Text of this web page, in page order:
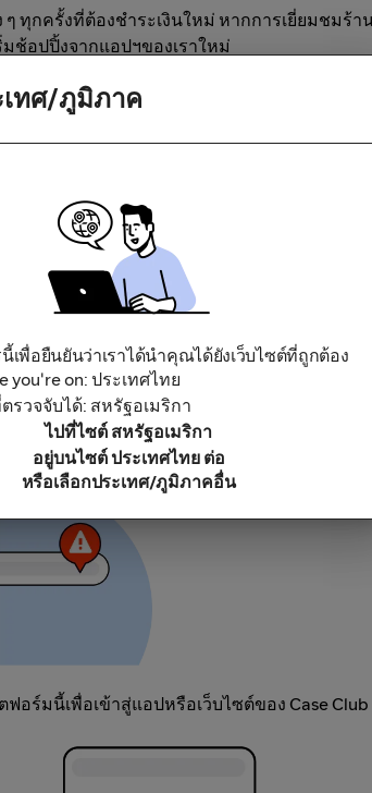
ทุกครั้งที่ต้องชำระเงินใหม่ หากการเยี่ยมชมร้า
ช้อปปิ้งจากแอปฯของเราใหม่
จากการใช้สิ่งนี้อาจส่งผลให้เงินคืนของคุณไม่ถู
เศษหรือเงินคืนอื่นๆ
อร์มนี้เพื่อเข้าสู่แอปหรือเว็บไซต์ของ Case Club
ทศ/ภูมิภาค
เพื่อยืนยันว่าเราได้นำคุณได้ยังเว็บไซต์ที่ถูกต้อง
you're on: ประเทศไทย
รวจจับได้: สหรัฐอเมริกา
ไปที่ไซต์ สหรัฐอเมริกา
อยู่บนไซต์ ประเทศไทย ต่อ
หรือเลือกประเทศ/ภูมิภาคอื่น